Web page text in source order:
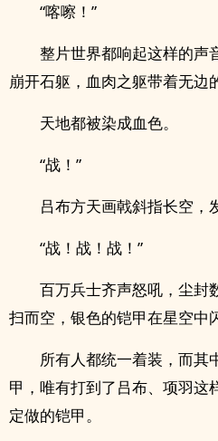
“喀嚓！”
整片世界都响起这样的声
崩开石躯，血肉之躯带着无边
天地都被染成血色。
“战！”
吕布方天画戟斜指长空，
“战！战！战！”
百万兵士齐声怒吼，尘封
扫而空，银色的铠甲在星空中
所有人都统一着装，而其
甲，唯有打到了吕布、项羽这
定做的铠甲。